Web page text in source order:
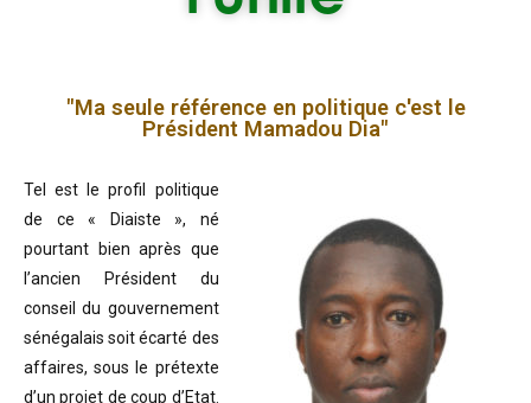
"Ma seule référence en politique c'est le
Président Mamadou Dia"
Tel est le profil politique
de ce « Diaiste », né
pourtant bien après que
l’ancien Président du
conseil du gouvernement
sénégalais soit écarté des
affaires, sous le prétexte
d’un projet de coup d’Etat.